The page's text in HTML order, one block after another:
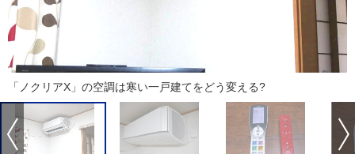
「ノクリアX」の空調は寒い一戸建てをどう変える?